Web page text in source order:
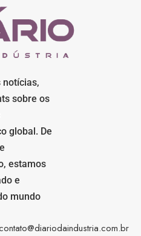
notícias,
sobre os
global. De
estamos
e
mundo